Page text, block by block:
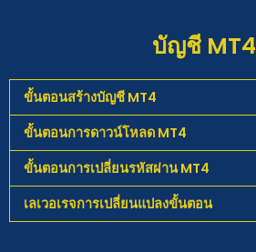
บัญชี MT4
ขั้นตอนสร้างบัญชี MT4
ขั้นตอนการดาวน์โหลด MT4
ขั้นตอนการเปลี่ยนรหัสผ่าน MT4
เลเวอเรจการเปลี่ยนแปลงขั้นตอน